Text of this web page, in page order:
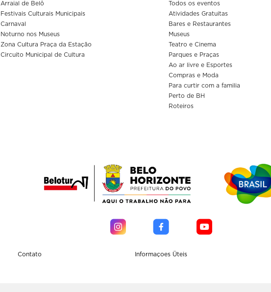
Arraial de Belô
Festivais Culturais Municipais
Carnaval
Noturno nos Museus
Zona Cultura Praça da Estação
Circuito Municipal de Cultura
Todos os eventos
Atividades Gratuitas
Bares e Restaurantes
Museus
Teatro e Cinema
Parques e Praças
Ao ar livre e Esportes
Compras e Moda
Para curtir com a familia
Perto de BH
Roteiros
Contato Informaçoes Üteis